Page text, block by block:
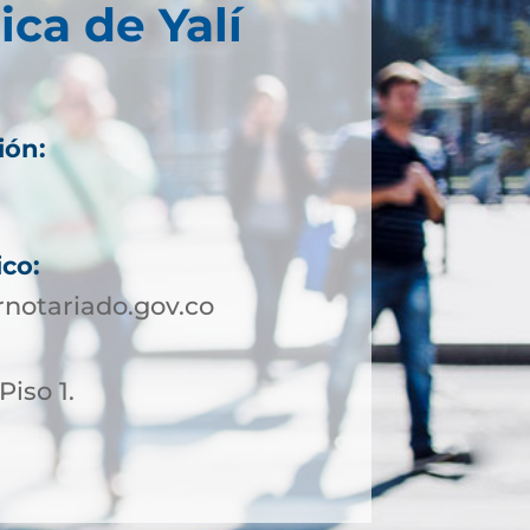
de Yalí
1.